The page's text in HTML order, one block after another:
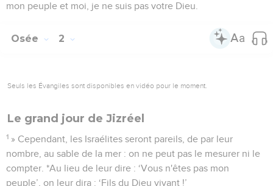
mon peuple et moi, je ne suis pas votre Dieu.
Osée 2
Seuls les Évangiles sont disponibles en vidéo pour le moment.
Le grand jour de Jizréel
1 » Cependant, les Israélites seront pareils, de par leur
nombre, au sable de la mer : on ne peut pas le mesurer ni le
compter. *Au lieu de leur dire : ‘Vous n'êtes pas mon
peuple’, on leur dira : ‘Fils du Dieu vivant !’